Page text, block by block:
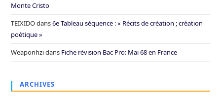
Monte Cristo
TEIXIDOdans6e Tableau séquence : « Récits de création ; création
poétique »
Weaponhzidans Fiche révision Bac Pro: Mai 68 en France
ARCHIVES